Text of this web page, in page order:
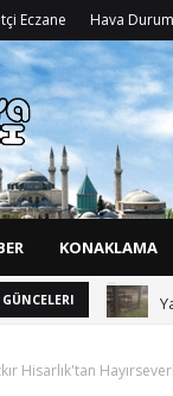
Eczane Hava
KONAKLAMA
Hisarlık'tan